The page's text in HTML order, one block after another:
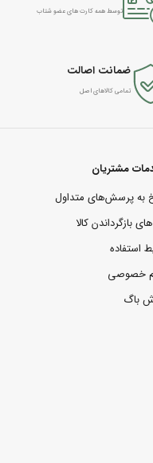
توسط همه کارت های عضو شتاب
ضمانت اصالت
تمامی کالاهای اصل
مشتریان
به پرسش‌های متداول
بازگرداندن کالا
استفاده
خصوصی
باگ